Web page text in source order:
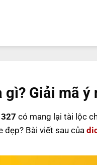
Giải mã ý
327 có mang lại tài lộc
đẹp? Bài viết sau của